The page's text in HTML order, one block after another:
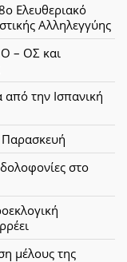
Ελευθεριακό
Αλληλεγγύης
– ΟΣ και
την Ισπανική
Παρασκευή
στο
μέλους της